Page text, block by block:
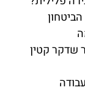
שדקר קטין